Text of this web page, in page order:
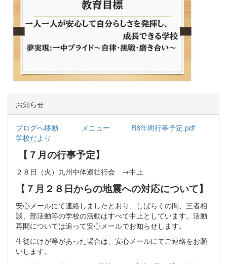
お知らせ
ブログへ移動 メニュー
R8年間行事予定.pdf
学校だより
【７月の行事予定】
２８日（火）九州中体連壮行会 →中止
【７月２８日からの地震への対応について】
安心メールにて連絡しましたとおり、しばらくの間、三者相
談、部活動等の学校の活動はすべて中止としています。活動
再開については追って安心メールでお知らせします。
生徒にけが等があった場合は、安心メールにてご連絡をお願
いします。